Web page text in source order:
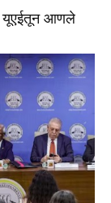
यूएईतून आणले